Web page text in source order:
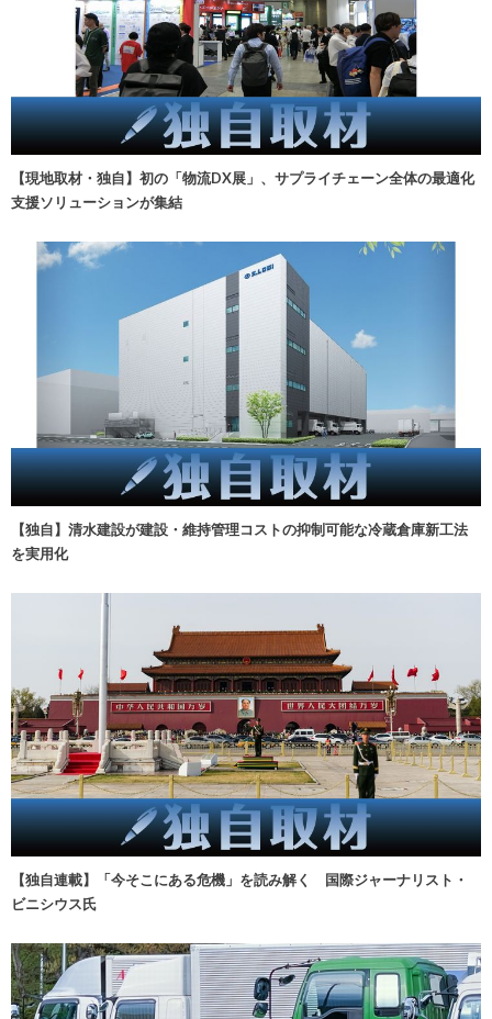
【現地取材・独自】初の「物流DX展」、サプライチェーン全体の最適化
支援ソリューションが集結
【独自】清水建設が建設・維持管理コストの抑制可能な冷蔵倉庫新工法
を実用化
【独自連載】「今そこにある危機」を読み解く 国際ジャーナリスト・
ビニシウス氏